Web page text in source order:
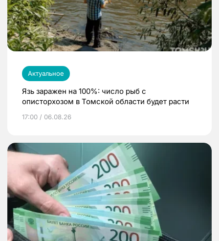
Актуальное
Язь заражен на 100%: число рыб с
описторхозом в Томской области будет расти
17:00 / 06.08.26